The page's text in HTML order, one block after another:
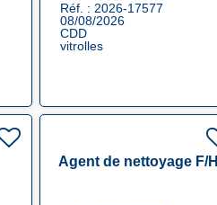
Réf. : 2026-17577
08/08/2026
CDD
vitrolles
Agent de nettoyage F/H